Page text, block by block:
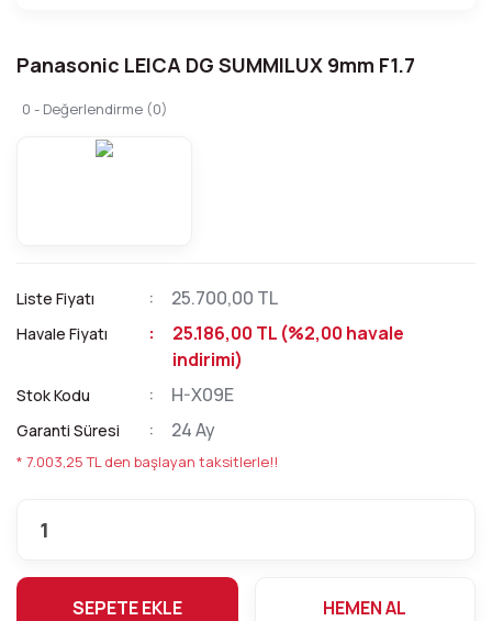
Panasonic LEICA DG SUMMILUX 9mm F1.7
0 - Değerlendirme (0)
Liste Fiyatı 25.700,00 TL
Havale Fiyatı
25.186,00 TL (%2,00 havale
indirimi)
Stok Kodu H-X09E
Garanti Süresi 24 Ay
* 7.003,25 TL den başlayan taksitlerle!!
SEPETE EKLE HEMEN AL